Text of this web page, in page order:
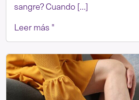
sangre? Cuando […]
Leer más "